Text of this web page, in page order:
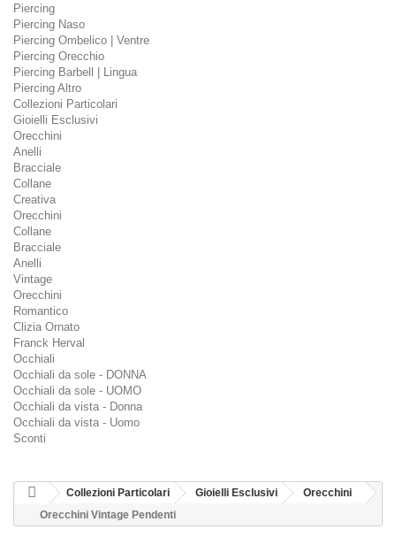
Piercing
Piercing Naso
Piercing Ombelico | Ventre
Piercing Orecchio
Piercing Barbell | Lingua
Piercing Altro
Collezioni Particolari
Gioielli Esclusivi
Orecchini
Anelli
Bracciale
Collane
Creativa
Orecchini
Collane
Bracciale
Anelli
Vintage
Orecchini
Romantico
Clizia Ornato
Franck Herval
Occhiali
Occhiali da sole - DONNA
Occhiali da sole - UOMO
Occhiali da vista - Donna
Occhiali da vista - Uomo
Sconti
Collezioni Particolari Gioielli Esclusivi
Orecchini
Orecchini Vintage Pendenti